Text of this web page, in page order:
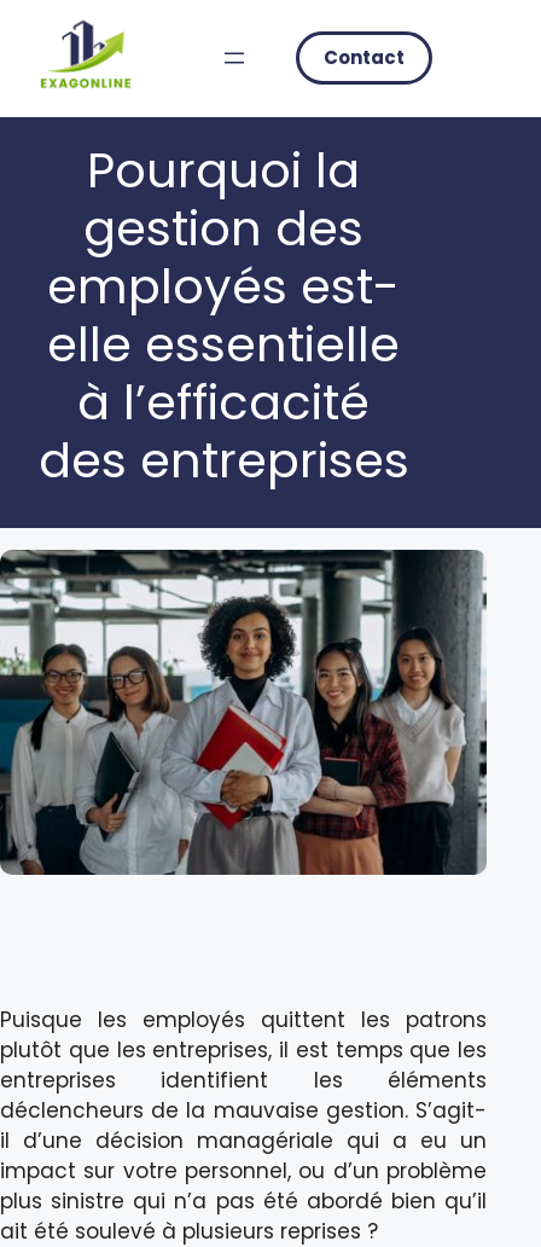
content
Contact
Pourquoi la
gestion des
employés est-
elle essentielle
à l’efficacité
des entreprises
Puisque les employés quittent les patrons
plutôt que les entreprises, il est temps que les
entreprises identifient les éléments
déclencheurs de la mauvaise gestion. S’agit-
il d’une décision managériale qui a eu un
impact sur votre personnel, ou d’un problème
plus sinistre qui n’a pas été abordé bien qu’il
ait été soulevé à plusieurs reprises ?